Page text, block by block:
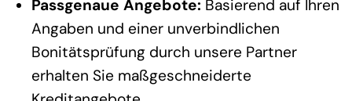
Passgenaue Angebote: Basierend auf Ihren
Angaben und einer unverbindlichen
Bonitätsprüfung durch unsere Partner
erhalten Sie maßgeschneiderte